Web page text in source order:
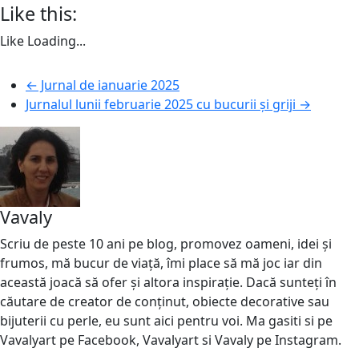
Like this:
Like Loading...
← Jurnal de ianuarie 2025
Jurnalul lunii februarie 2025 cu bucurii și griji →
Vavaly
Scriu de peste 10 ani pe blog, promovez oameni, idei și
frumos, mă bucur de viață, îmi place să mă joc iar din
această joacă să ofer și altora inspirație. Dacă sunteți în
căutare de creator de conținut, obiecte decorative sau
bijuterii cu perle, eu sunt aici pentru voi. Ma gasiti si pe
Vavalyart pe Facebook, Vavalyart si Vavaly pe Instagram.